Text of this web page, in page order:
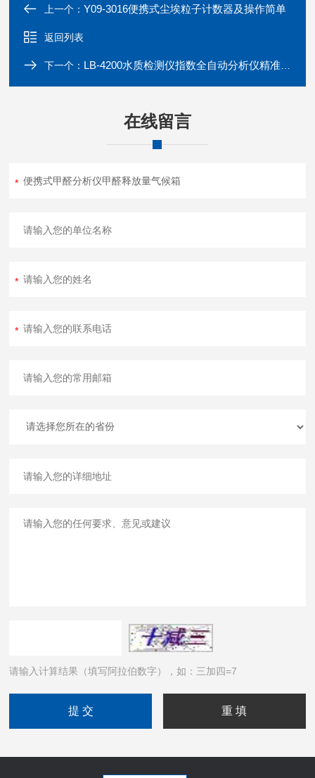
上一个：Y09-3016便携式尘埃粒子计数器及操作简单
返回列表
下一个： LB-4200水质检测仪指数全自动分析仪精准无需校准
在线留言
请输入计算结果（填写阿拉伯数字），如：三加四=7